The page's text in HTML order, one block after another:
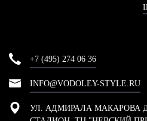
+7 (495) 274 06 36
INFO@VODOLEY-STYLE.RU
УЛ. АДМИРАЛА МАКАРОВА